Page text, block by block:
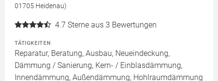
01705 Heidenau)
4.7 Sterne aus 3 Bewertungen
TÄTIGKEITEN
Reparatur, Beratung, Ausbau, Neueindeckung,
Dämmung / Sanierung, Kern- / Einblasdämmung,
Innendämmung, Außendämmung, Hohlraumdämmung